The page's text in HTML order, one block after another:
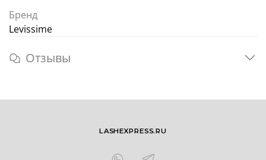
Бренд
Levissime
Отзывы
LASHEXPRESS.RU